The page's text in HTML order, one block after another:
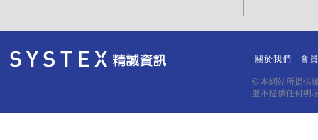
關於我們 會
© 本網站所提供
並不提供任何明